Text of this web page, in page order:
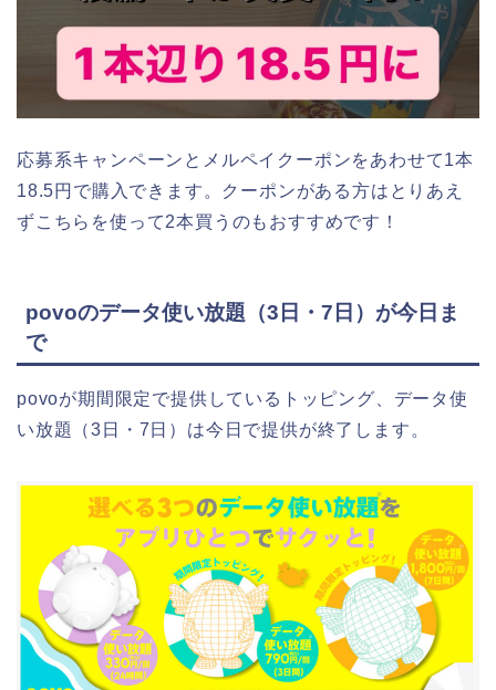
応募系キャンペーンとメルペイクーポンをあわせて1本
18.5円で購入できます。クーポンがある方はとりあえ
ずこちらを使って2本買うのもおすすめです！
povoのデータ使い放題（3日・7日）が今日ま
で
povoが期間限定で提供しているトッピング、データ使
い放題（3日・7日）は今日で提供が終了します。